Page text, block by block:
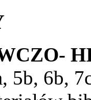
5b, 6b,